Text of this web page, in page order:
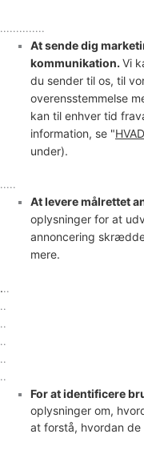
..............
At sende dig
kommunikation.Vi
du sender til os, til
overensstemmelse
kan til enhver tid
information, se "
under).
.....
At levere målrettet
oplysninger for at
annoncering
mere.
...
..
..
..
..
..
For at identificere
oplysninger om,
at forstå, hvordan